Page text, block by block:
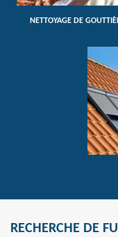
NETTOYAGE DE
RECHERCHE DE